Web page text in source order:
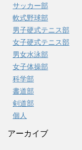
サッカー部
軟式野球部
男子硬式テニス部
女子硬式テニス部
男女水泳部
女子体操部
科学部
書道部
剣道部
個人
アーカイブ